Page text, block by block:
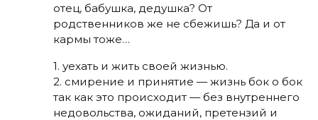
отец, бабушка, дедушка? От
родственников же не сбежишь? Да и от
кармы тоже…
1. уехать и жить своей жизнью.
2. смирение и принятие — жизнь бок о бок
так как это происходит — без внутреннего
недовольства, ожиданий, претензий и